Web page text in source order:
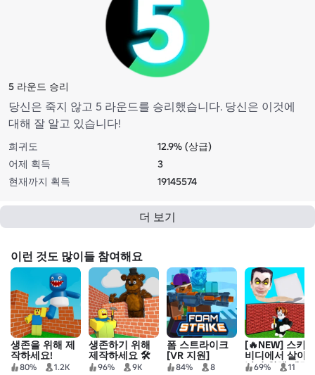
5 라운드 승리
당신은 죽지 않고 5 라운드를 승리했습니다. 당신은 이것에
대해 잘 알고 있습니다!
희귀도
12.9% (상급)
어제 획득
3
현재까지 획득
19145574
더 보기
이런 것도 많이들 참여해요
생존을 위해 제
작하세요!
80% 1.2K
생존하기 위해
제작하세요 🛠️
96% 9K
폼 스트라이크
[VR 지원]
84% 8
[🔥NEW] 스키
비디에서 살아
남기 위해 제작!
69% 11